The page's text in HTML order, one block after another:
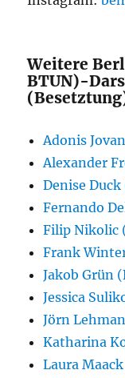
Weitere
BTUN)-
Adonis
Alexander
Denise
Fernando
Filip Nikolic
Frank
Jakob Grün
Jessica
Jörn
Katharina
Laura